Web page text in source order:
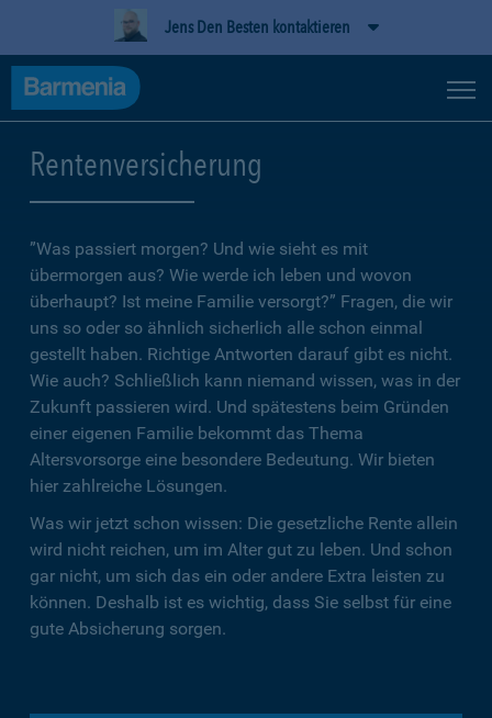
Jens Den Besten kontaktieren
Rentenversicherung
”Was passiert morgen? Und wie sieht es mit
übermorgen aus? Wie werde ich leben und wovon
überhaupt? Ist meine Familie versorgt?” Fragen, die wir
uns so oder so ähnlich sicherlich alle schon einmal
gestellt haben. Richtige Antworten darauf gibt es nicht.
Wie auch? Schließlich kann niemand wissen, was in der
Zukunft passieren wird. Und spätestens beim Gründen
einer eigenen Familie bekommt das Thema
Altersvorsorge eine besondere Bedeutung. Wir bieten
hier zahlreiche Lösungen.
Was wir jetzt schon wissen: Die gesetzliche Rente allein
wird nicht reichen, um im Alter gut zu leben. Und schon
gar nicht, um sich das ein oder andere Extra leisten zu
können. Deshalb ist es wichtig, dass Sie selbst für eine
gute Absicherung sorgen.